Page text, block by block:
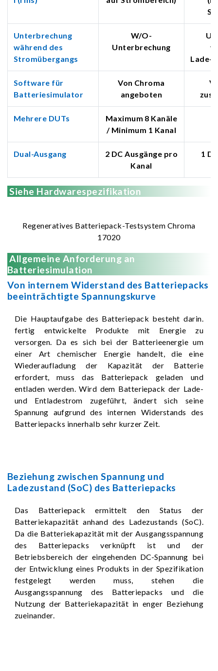
Unterbrechung
während des
Stromübergangs
W/O-
Unterbrechung
Lade-/
Software für
Batteriesimulator
Von Chroma
angeboten
Mehrere DUTs
Maximum 8 Kanäle
/ Minimum 1 Kanal
Dual-Ausgang
2 DC Ausgänge pro
Kanal
1
Siehe Hardwarespezifikation
Regeneratives Batteriepack-Testsystem Chroma
17020
Allgemeine Anforderung an
Batteriesimulation
Von internem Widerstand des Batteriepacks
beeinträchtigte Spannungskurve
Die Hauptaufgabe des Batteriepack besteht darin.
fertig entwickelte Produkte mit Energie zu
versorgen. Da es sich bei der Batterieenergie um
einer Art chemischer Energie handelt, die eine
Wiederaufladung der Kapazität der Batterie
erfordert, muss das Batteriepack geladen und
entladen werden. Wird dem Batteriepack der Lade-
und Entladestrom zugeführt, ändert sich seine
Spannung aufgrund des internen Widerstands des
Batteriepacks innerhalb sehr kurzer Zeit.
Beziehung zwischen Spannung und
Ladezustand (SoC) des Batteriepacks
Das Batteriepack ermittelt den Status der
Batteriekapazität anhand des Ladezustands (SoC).
Da die Batteriekapazität mit der Ausgangsspannung
des Batteriepacks verknüpft ist und der
Betriebsbereich der eingehenden DC-Spannung bei
der Entwicklung eines Produkts in der Spezifikation
festgelegt werden muss, stehen die
Ausgangsspannung des Batteriepacks und die
Nutzung der Batteriekapazität in enger Beziehung
zueinander.